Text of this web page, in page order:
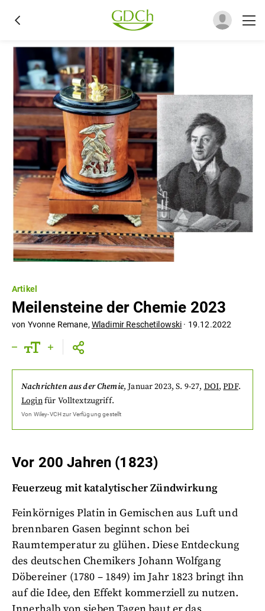
Artikel
Meilensteine der Chemie 2023
von Yvonne Remane, Wladimir Reschetilowski · 19.12.2022
Nachrichten aus der Chemie,Januar 2023, S. 9-27, DOI,PDF.
Loginfür Volltextzugriff.
Von Wiley-VCHzur Verfügung gestellt
Vor 200 Jahren (1823)
Feuerzeug mit katalytischer Zündwirkung
Feinkörniges Platin in Gemischen aus Luft und
brennbaren Gasen beginnt schon bei
Raumtemperatur zu glühen. Diese Entdeckung
des deutschen Chemikers Johann Wolfgang
Döbereiner (1780 – 1849) im Jahr 1823 bringt ihn
auf die Idee, den Effekt kommerziell zu nutzen.